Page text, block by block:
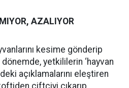
AZALIYOR
kesime gönderip
dönemde, yetkililerin ‘hayvan
açıklamalarını eleştiren
çiftçiyi çıkarıp